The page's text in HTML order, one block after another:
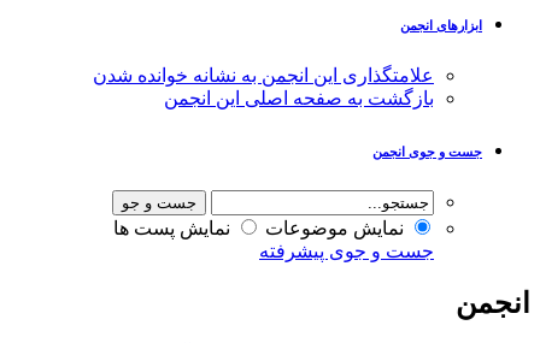
ابزارهای انجمن
علامتگذاری این انجمن به نشانه خوانده شدن
بازگشت به صفحه اصلی این انجمن
جست و جوی انجمن
نمایش موضوعات
نمایش پست ها
جست و جوی پیشرفته
انجمن